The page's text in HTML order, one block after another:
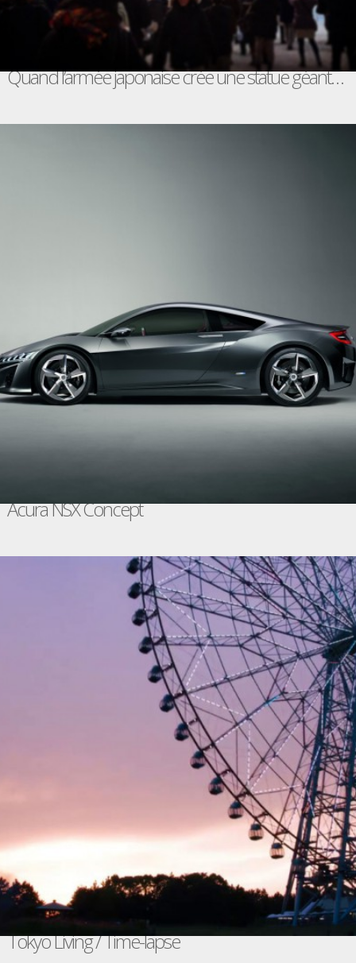
Quand l’armée japonaise crée une statue géante de figures Star Wars
Acura NSX Concept
Tokyo Living / Time-lapse